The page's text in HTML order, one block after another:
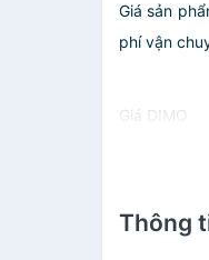
Giá sản
phí vận
Giá DIMO
Thông